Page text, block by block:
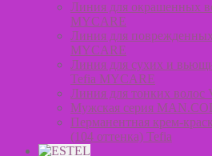
Линия для окрашенных
MYCARE
Линия для
MYCARE
Линия для сухих и
Tefia MYCARE
Линия для тонких
Мужская серия
Перманентная крем-
(104 оттенка) Tefia